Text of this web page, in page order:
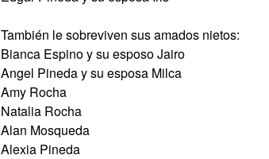
También le sobreviven sus amados nietos:
Bianca Espino y su esposo Jairo
Angel Pineda y su esposa Milca
Amy Rocha
Natalia Rocha
Alan Mosqueda
Alexia Pineda